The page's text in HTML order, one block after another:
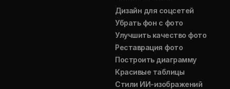
Дизайн для соцсетей
Убрать фон с фото
Улучшить качество фото
Реставрация фото
Построить диаграмму
Красивые таблицы
Стили ИИ-изображений